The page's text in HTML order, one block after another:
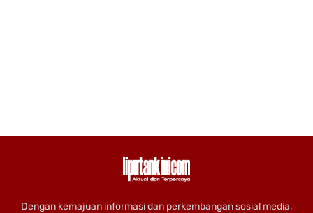
Dengan kemajuan informasi dan perkembangan sosial media,